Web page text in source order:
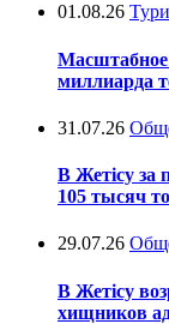
01.08.26
Масштабное
миллиарда
31.07.26
В Жетісу за
105 тысяч
29.07.26
В Жетісу
хищников